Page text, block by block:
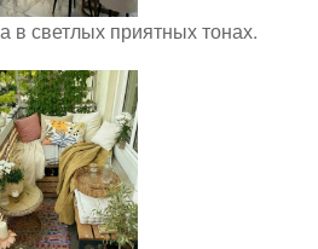
в светлых приятных тонах.